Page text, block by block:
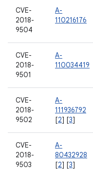
CVE-
2018-
9504
A-
110216176
CVE-
2018-
9501
A-
110034419
CVE-
2018-
9502
A-
111936792
[2] [3]
CVE-
2018-
9503
A-
80432928
[2] [3]